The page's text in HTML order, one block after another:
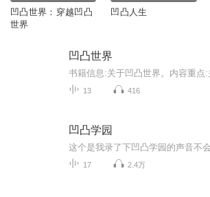
凹凸世界：穿越凹凸
世界
凹凸人生
凹凸世界
13 416
凹凸学园
17 2.4万